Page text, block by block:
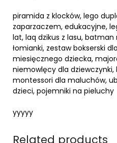
piramida z klocków, lego
zaparzaczem, edukacyjne,
lat, laq dzikus z lasu, batman
łomianki, zestaw bokserski
miesięcznego dziecka,
niemowlęcy dla dziewczynki,
montessori dla maluchów,
dzieci, pojemniki na pieluchy
yyyyy
Related products